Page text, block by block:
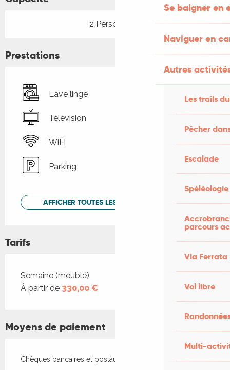
Se baigner en
Naviguer en
Autres
Les trails
Pêcher
Escalade
Spéléologie
parcours
Via Ferrata
Vol libre
Multi-
2 Personne(s)
Prestations
Lave linge
Télévision
WiFi
Parking
AFFICHER TOUTES LES PRESTATIONS
Tarifs
Tarifs 2026
Semaine (meublé)
À partir de 330,00 €
Moyens de paiement
Chèques bancaires et postaux